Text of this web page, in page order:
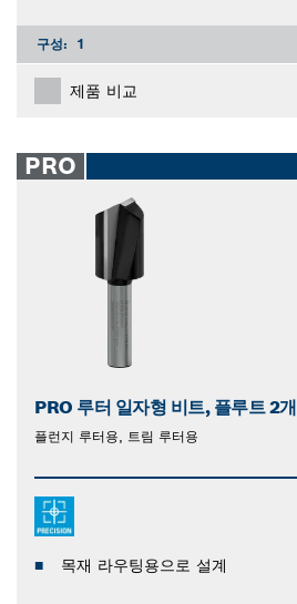
구성: 1
제품 비교
PRO
PRO 루터 일자형 비트, 플루트 2개
플런지 루터용, 트림 루터용
목재 라우팅용으로 설계